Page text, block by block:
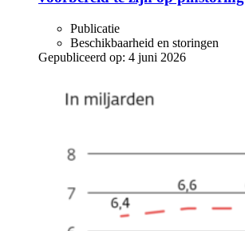
Publicatie
Beschikbaarheid en storingen
Gepubliceerd op: 4 juni 2026